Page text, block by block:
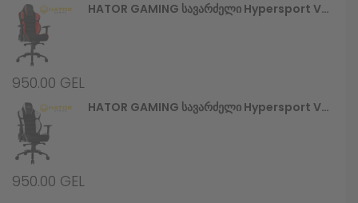
HATOR GAMING Სავარძელი Hypersport V2 (HTC-946) Black/Red
950.00 GEL
HATOR GAMING Სავარძელი Hypersport V2 (HTC-948) Black/White
950.00 GEL